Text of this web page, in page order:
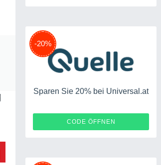
-20%
Sparen Sie 20% bei Universal.at
CODE ÖFFNEN